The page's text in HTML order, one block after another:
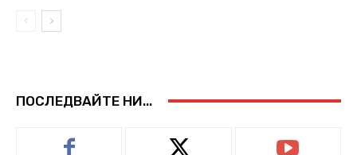
ПОСЛЕДВАЙТЕ НИ...